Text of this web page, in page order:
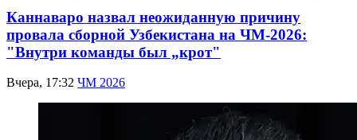
Каннаваро назвал неожиданную причину
провала сборной Узбекистана на ЧМ-2026:
"Внутри команды был „крот"
Вчера, 17:32 ЧМ 2026